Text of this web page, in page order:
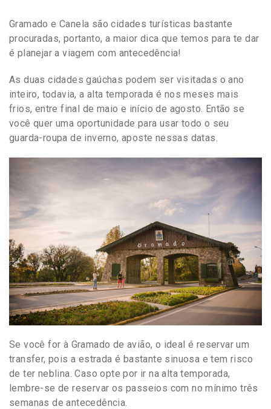
Gramado e Canela são cidades turísticas bastante
procuradas, portanto, a maior dica que temos para te dar
é planejar a viagem com antecedência!
As duas cidades gaúchas podem ser visitadas o ano
inteiro, todavia, a alta temporada é nos meses mais
frios, entre final de maio e início de agosto. Então se
você quer uma oportunidade para usar todo o seu
guarda-roupa de inverno, aposte nessas datas.
Se você for à Gramado de avião, o ideal é reservar um
transfer, pois a estrada é bastante sinuosa e tem risco
de ter neblina. Caso opte por ir na alta temporada,
lembre-se de reservar os passeios com no mínimo três
semanas de antecedência.